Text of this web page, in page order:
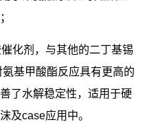
化剂，与其他的二丁基锡
基甲酸酯反应具有更高的
了水解稳定性，适用于硬
及case应用中。